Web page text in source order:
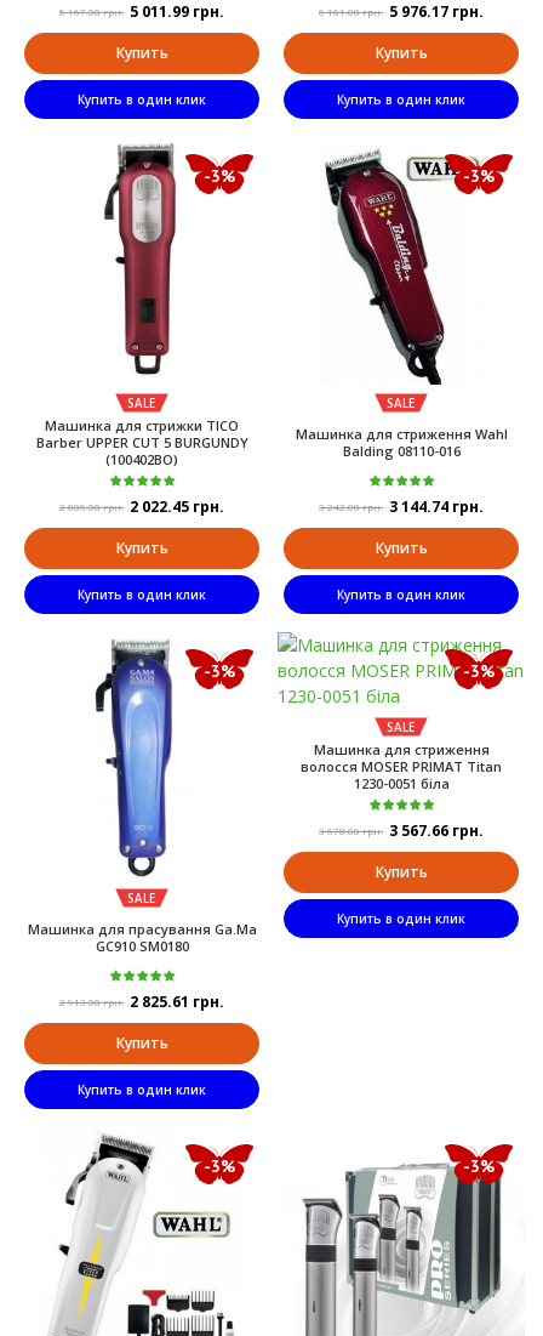
5 167.00 грн. 5 011.99 грн.
Купить
Купить в один клик
6 161.00 грн. 5 976.17 грн.
Купить
Купить в один клик
-3%
SALE
Maшинкa для cтpижки TICO
Barber UPPER CUT 5 BURGUNDY
(100402BO)
2 085.00 грн. 2 022.45 грн.
Купить
Купить в один клик
-3%
SALE
Машинка для стриження Wahl
Balding 08110-016
3 242.00 грн. 3 144.74 грн.
Купить
Купить в один клик
-3%
SALE
Машинка для прасування Ga.Ma
GC910 SM0180
2 913.00 грн. 2 825.61 грн.
Купить
Купить в один клик
-3%
SALE
Машинка для стриження
волосся MOSER PRIMAT Titan
1230-0051 біла
3 678.00 грн. 3 567.66 грн.
Купить
Купить в один клик
-3% -3%